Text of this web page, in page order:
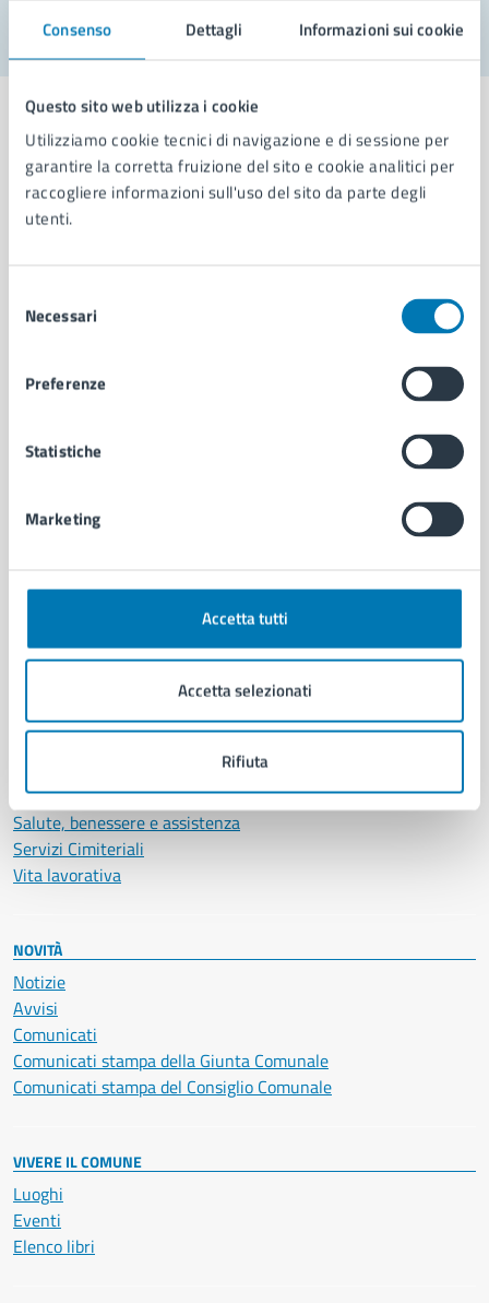
Consenso Dettagli Informazioni sui cookie
Questo sito web utilizza i cookie
Utilizziamo cookie tecnici di navigazione e di sessione per
garantire la corretta fruizione del sito e cookie analitici per
raccogliere informazioni sull'uso del sito da parte degli
utenti.
delNecessari
Preferenze
Statistiche
Marketing
Accetta tutti
Accetta selezionati
Rifiuta
Comune di Napoli
Organi di governo
Uffici
Personale amministrativo
Intranet, posta aziendale e protocollo
Autorizzazioni
Cultura e tempo libero
Documenti e certificati
Giustizia e sicurezza pubblica
Imprese e commercio
Salute, benessere e assistenza
Servizi Cimiteriali
Vita lavorativa
NOVITÀ
Notizie
Avvisi
Comunicati
Comunicati stampa della Giunta Comunale
Comunicati stampa del Consiglio Comunale
VIVERE IL COMUNE
Luoghi
Eventi
Elenco libri